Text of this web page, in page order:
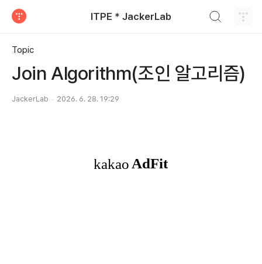
ITPE * JackerLab
Topic
Join Algorithm(조인 알고리즘)
JackerLab 2026. 6. 28. 19:29